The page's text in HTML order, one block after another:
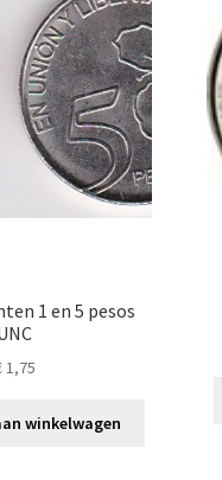
1 en 5 pesos
1,75
winkelwagen